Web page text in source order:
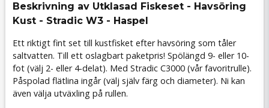
Beskrivning av Utklasad Fiskeset - Havsöring
Kust - Stradic W3 - Haspel
Ett riktigt fint set till kustfisket efter havsöring som tåler
saltvatten. Till ett oslagbart paketpris! Spölängd 9- eller 10-
fot (välj 2- eller 4-delat). Med Stradic C3000 (vår favoritrulle).
Påspolad flätlina ingår (välj själv färg och diameter). Ni kan
även välja utväxling på rullen.